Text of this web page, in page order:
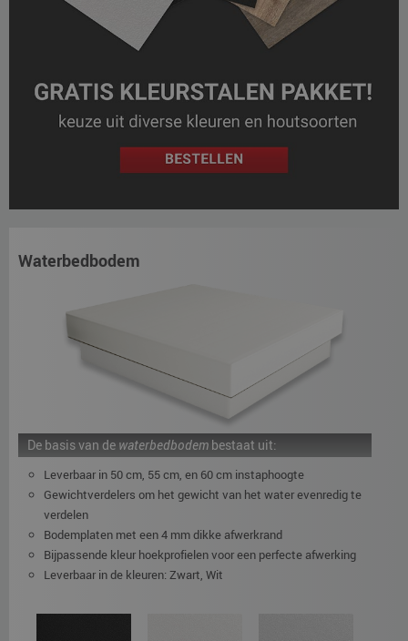
Waterbedbodem
De basis van de waterbedbodem bestaat uit:
Leverbaar in 50 cm, 55 cm, en 60 cm instaphoogte
Gewichtverdelers om het gewicht van het water evenredig te
verdelen
Bodemplaten met een 4 mm dikke afwerkrand
Bijpassende kleur hoekprofielen voor een perfecte afwerking
Leverbaar in de kleuren: Zwart, Wit